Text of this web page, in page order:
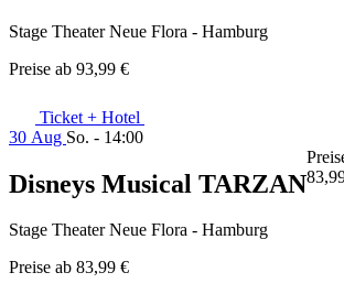
Stage Theater Neue Flora - Hamburg
Preise ab 93,99 €
Ticket + Hotel
30 Aug So. - 14:00
Disneys Musical TARZAN
Stage Theater Neue Flora - Hamburg
Preise ab 83,99 €